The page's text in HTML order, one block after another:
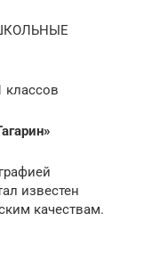
классов
известен
качествам.